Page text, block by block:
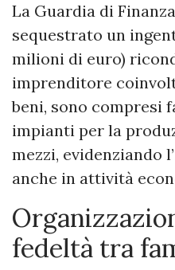
La Guardia di
sequestrato un
milioni di euro)
imprenditore
beni, sono compresi
impianti per la
mezzi, evidenziando
anche in attività
fedeltà tra